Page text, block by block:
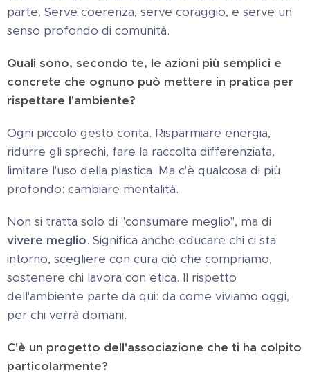
parte. Serve coerenza, serve coraggio, e serve un
senso profondo di comunità.
Quali sono, secondo te, le azioni più semplici e
concrete che ognuno può mettere in pratica per
rispettare l'ambiente?
Ogni piccolo gesto conta. Risparmiare energia,
ridurre gli sprechi, fare la raccolta differenziata,
limitare l'uso della plastica. Ma c'è qualcosa di più
profondo: cambiare mentalità.
Non si tratta solo di "consumare meglio", ma di
vivere meglio. Significa anche educare chi ci sta
intorno, scegliere con cura ciò che compriamo,
sostenere chi lavora con etica. Il rispetto
dell'ambiente parte da qui: da come viviamo oggi,
per chi verrà domani.
C'è un progetto dell'associazione che ti ha colpito
particolarmente?